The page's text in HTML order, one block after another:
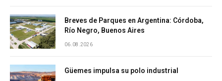
Breves de Parques en Argentina: Córdoba,
Río Negro, Buenos Aires
06.08.2026
Güemes impulsa su polo industrial